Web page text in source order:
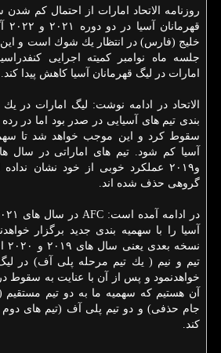
روزنامه الاتحاد امارات از احتمال كم
خلیج (فارس) در انتظار یك شوك است و این
جلسه ماه نوامبر كمیته اجرایی
امارات در لیگ قهرمانان آسیا كاهش پیدا كند.
الاتحاد در ادامه نوشت: لیگ امارات در
بندی تیم های آسیایی در صدر بود اما در
سقوط كرد و این موجب خواهد شد تا
و۲۰۱۹ عملكرد خوبی از خود نشان
گروهی حذف شده اند.
آسیا را با سهمیه بندی جدید برگزار
تیم و نیم ( یك تیم مرحله پلی آف) در
آن هستیم كه سهمیه ما به دو تیم مستقیم
جام حذفی) و دو تیم پلی آف (تیم های
كند.